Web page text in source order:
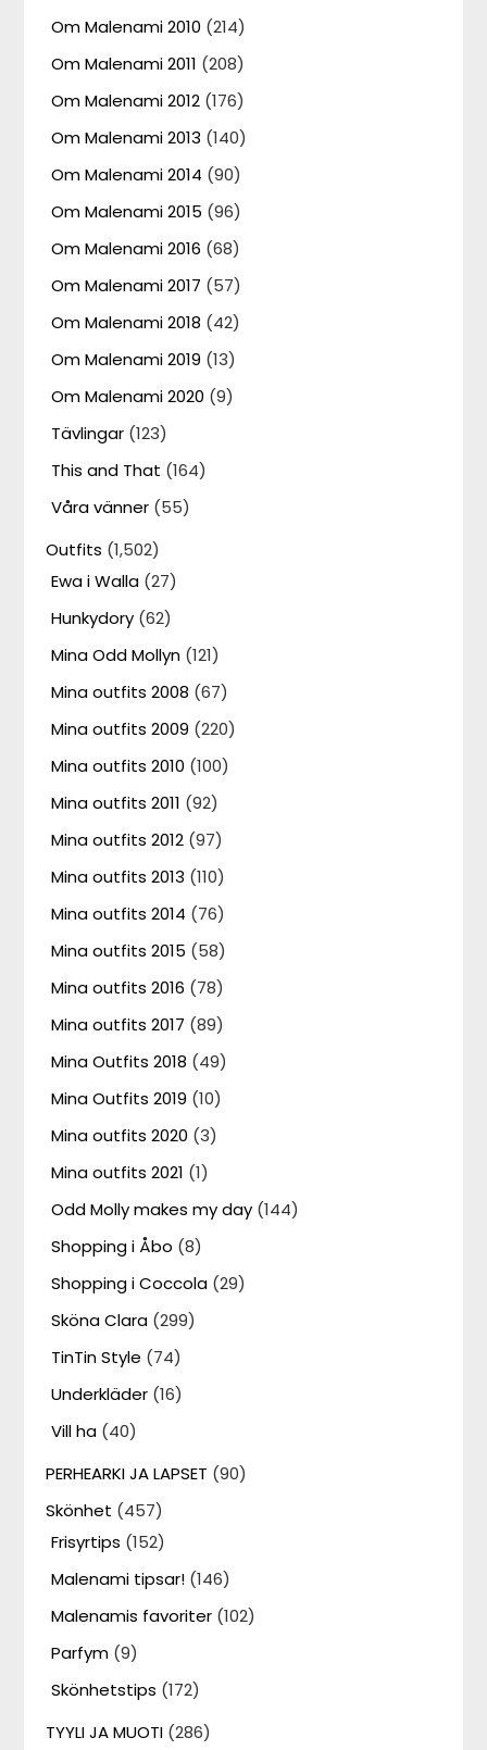
Om Malenami 2010 (214)
Om Malenami 2011 (208)
Om Malenami 2012 (176)
Om Malenami 2013 (140)
Om Malenami 2014 (90)
Om Malenami 2015 (96)
Om Malenami 2016 (68)
Om Malenami 2017 (57)
Om Malenami 2018 (42)
Om Malenami 2019 (13)
Om Malenami 2020 (9)
Tävlingar (123)
This and That (164)
Våra vänner (55)
Outfits (1,502)
Ewa i Walla (27)
Hunkydory (62)
Mina Odd Mollyn (121)
Mina outfits 2008 (67)
Mina outfits 2009 (220)
Mina outfits 2010 (100)
Mina outfits 2011 (92)
Mina outfits 2012 (97)
Mina outfits 2013 (110)
Mina outfits 2014 (76)
Mina outfits 2015 (58)
Mina outfits 2016 (78)
Mina outfits 2017 (89)
Mina Outfits 2018 (49)
Mina Outfits 2019 (10)
Mina outfits 2020 (3)
Mina outfits 2021 (1)
Odd Molly makes my day (144)
Shopping i Åbo (8)
Shopping i Coccola (29)
Sköna Clara (299)
TinTin Style (74)
Underkläder (16)
Vill ha (40)
PERHEARKI JA LAPSET (90)
Skönhet (457)
Frisyrtips (152)
Malenami tipsar! (146)
Malenamis favoriter (102)
Parfym (9)
Skönhetstips (172)
TYYLI JA MUOTI (286)